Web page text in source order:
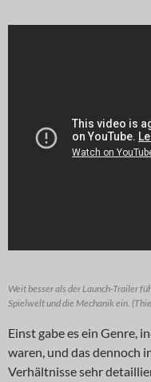
Weit besser als der Launch-Trailer
Spielwelt und die Mechanik ein.
Einst gabe es ein Genre,
waren, und das dennoch
Verhältnisse sehr